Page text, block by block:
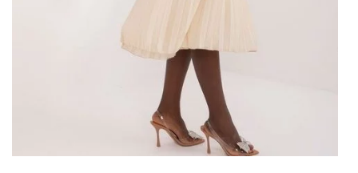
to idealny wybór na lato. Wyróżnia się
oryginalnym połączeniem kolorów pomarańczowego i
różowego, które emanują ciepłem i optymizmem –
doskonale pasują do letnich miesięcy. Luźny krój
zapewnia swobodę ruchów i nadaje stylizacji
nieformalnego charakteru. Dodatkowo, sukienka posiada